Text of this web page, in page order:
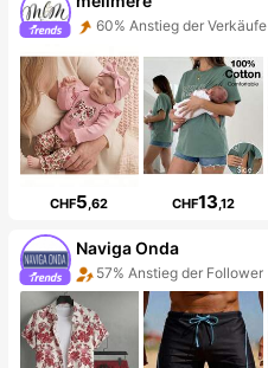
60% Anstieg der Verkäufe
CHF5,62 CHF13,12
Naviga Onda
57% Anstieg der Follower